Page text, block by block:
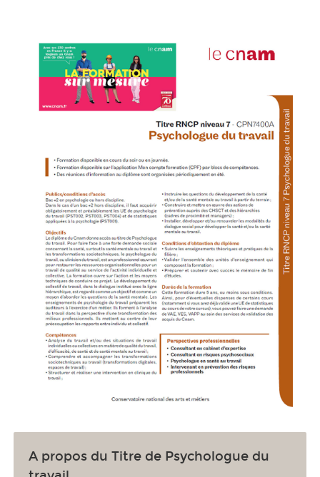
A propos du Titre de Psychologue du